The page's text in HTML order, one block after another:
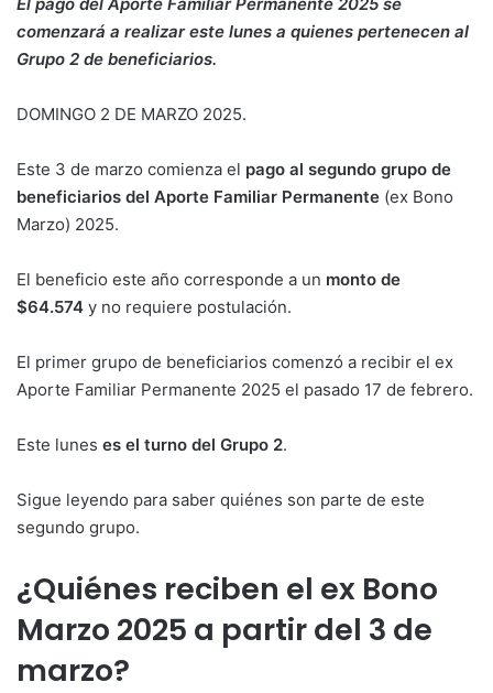
El pago del Aporte Familiar Permanente 2025 se
comenzará a realizar este lunes a quienes pertenecen al
Grupo 2 de beneficiarios.
DOMINGO 2 DE MARZO 2025.
Este 3 de marzo comienza el pago al segundo grupo de
beneficiarios del Aporte Familiar Permanente (ex Bono
Marzo) 2025.
El beneficio este año corresponde a un monto de
$64.574 y no requiere postulación.
El primer grupo de beneficiarios comenzó a recibir el ex
Aporte Familiar Permanente 2025 el pasado 17 de febrero.
Este lunes es el turno del Grupo 2.
Sigue leyendo para saber quiénes son parte de este
segundo grupo.
¿Quiénes reciben el ex Bono
Marzo 2025 a partir del 3 de
marzo?